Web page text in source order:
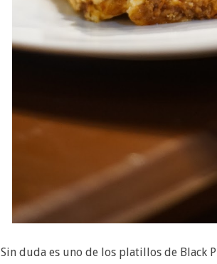
Sin duda es uno de los platillos de Black